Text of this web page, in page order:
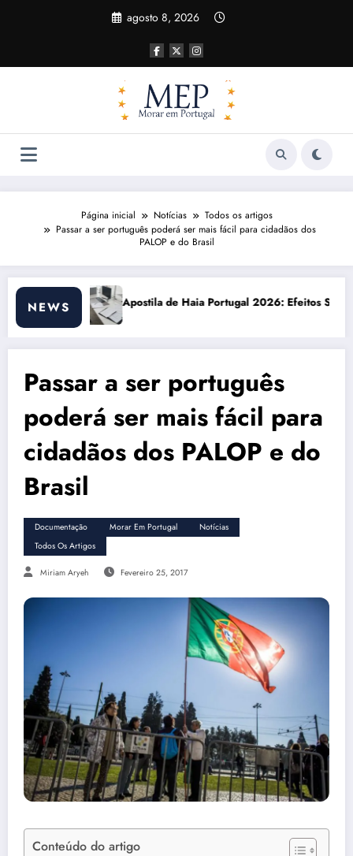
agosto 8, 2026
Página inicial Notícias
Todos os artigos
Passar a ser português poderá ser mais fácil para cidadãos dos
PALOP e do Brasil
NEWS
Portugal 2026: Efeitos Surpreendentes e OportunidadesCusto de vida
Passar a ser português
poderá ser mais fácil para
cidadãos dos PALOP e do
Brasil
Documentação Morar Em Portugal
Notícias
Todos Os Artigos
Miriam Aryeh Fevereiro 25, 2017
Conteúdo do artigo